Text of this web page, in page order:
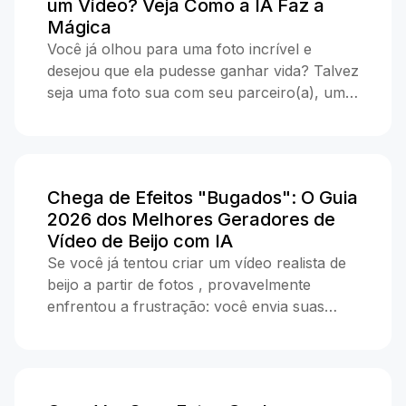
um Vídeo? Veja Como a IA Faz a
Mágica
Você já olhou para uma foto incrível e
desejou que ela pudesse ganhar vida? Talvez
seja uma foto sua com seu parceiro(a), uma
edição caro. Com um gerador de vídeo de
beijo com IA , você pode pegar uma ou duas
fotos simples e transformá-las em uma
animação de beijo suave e realista em menos
de um minuto. Como a IA Faz as Fotos "Se
Beijarem"? No passado, fazer uma imagem
Chega de Efeitos "Bugados": O Guia
2026 dos Melhores Geradores de
Vídeo de Beijo com IA
Se você já tentou criar um vídeo realista de
beijo a partir de fotos , provavelmente
enfrentou a frustração: você envia suas